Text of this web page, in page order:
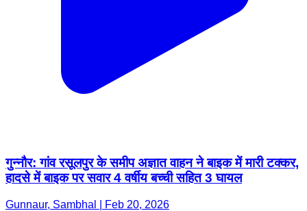
गुन्नौर: गांव रसूलपुर के समीप अज्ञात वाहन ने बाइक में मारी टक्कर,
हादसे में बाइक पर सवार 4 वर्षीय बच्ची सहित 3 घायल
Gunnaur, Sambhal | Feb 20, 2026